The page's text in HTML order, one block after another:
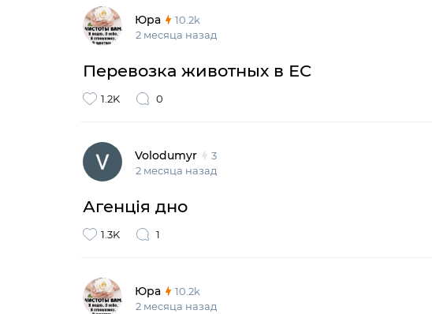
Юра
10.2k
2 месяца назад
Перевозка животных в ЕС
1.2K 0
Volodumyr
3
2 месяца назад
Агенція дно
1.3K 1
Юра
10.2k
2 месяца назад